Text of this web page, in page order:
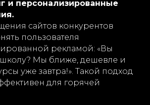
и персонализированные
сайтов конкурентов
пользователя
рекламой: «Вы
Мы ближе, дешевле и
уже завтра!». Такой подход
для горячей